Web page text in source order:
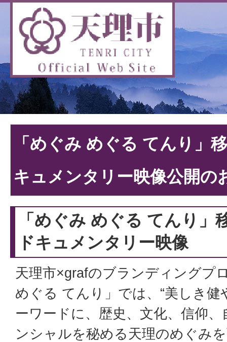
「めぐみ めぐる てんり」
キュメンタリー映像公開の
「めぐみ めぐる てんり
ドキュメンタリー映像
天理市×grafのブランディングプ
めぐる てんり」では、“美しき健
ーワードに、歴史、文化、信仰
ンシャルを秘める天理のめぐみ